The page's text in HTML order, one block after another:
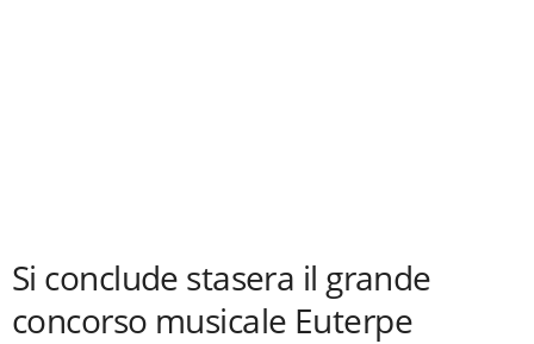
Si conclude stasera il grande
concorso musicale Euterpe